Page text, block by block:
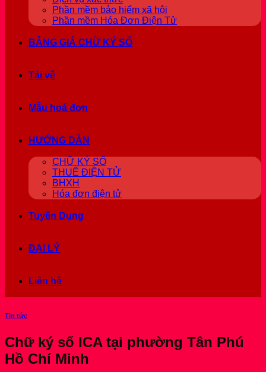
Phần mềm bảo hiểm xã hội
Phần mềm Hóa Đơn Điện Tử
BẢNG GIÁ CHỮ KÝ SỐ
Tải về
Mẫu hoá đơn
HƯỚNG DẪN
CHỮ KÝ SỐ
THUẾ ĐIỆN TỬ
BHXH
Hóa đơn điện tử
Tuyển Dụng
ĐẠI LÝ
Liên hệ
Tin tức
Chữ ký số ICA tại phường Tân Phú
Hồ Chí Minh